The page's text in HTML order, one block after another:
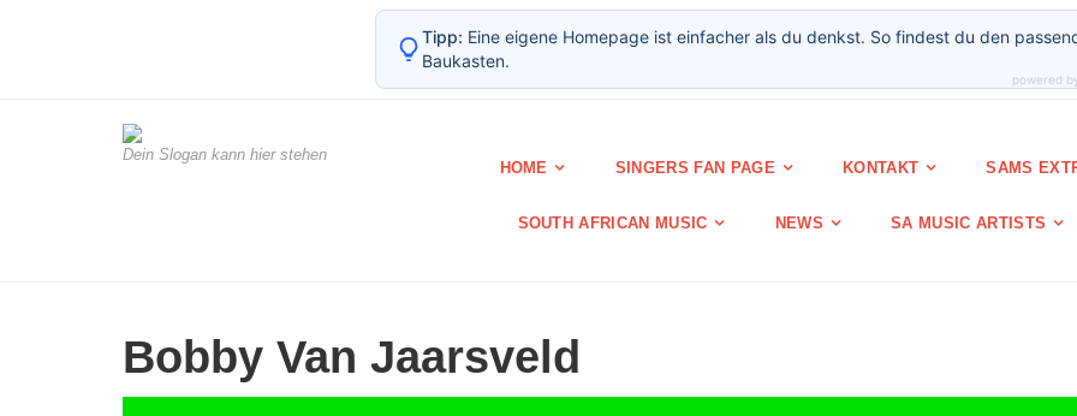
Dein Slogan kann hier stehen
HOME SINGERS FAN PAGE KONTAKT SAMS
SOUTH AFRICAN MUSIC NEWS SA MUSIC ARTISTS
Bobby Van Jaarsveld
Tipp: Eine eigene Homepage ist einfacher als du denkst. So findest du den
Baukasten.
powered